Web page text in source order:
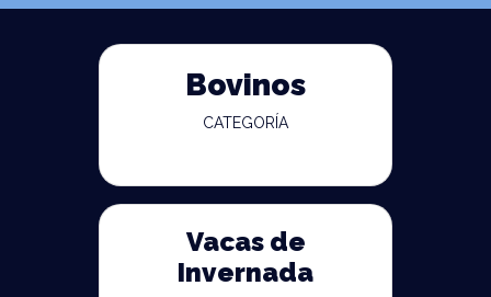
Bovinos
CATEGORÍA
Vacas de
Invernada